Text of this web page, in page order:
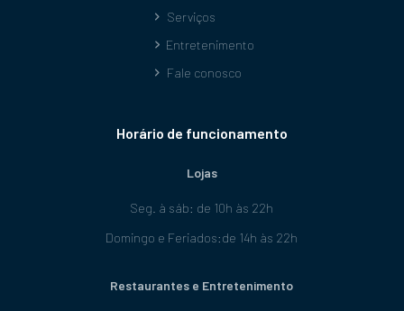
Serviços
Entretenimento
Fale conosco
Horário de funcionamento
Lojas
Seg. à sáb: de 10h às 22h
Domingo e Feriados:de 14h às 22h
Restaurantes e Entretenimento